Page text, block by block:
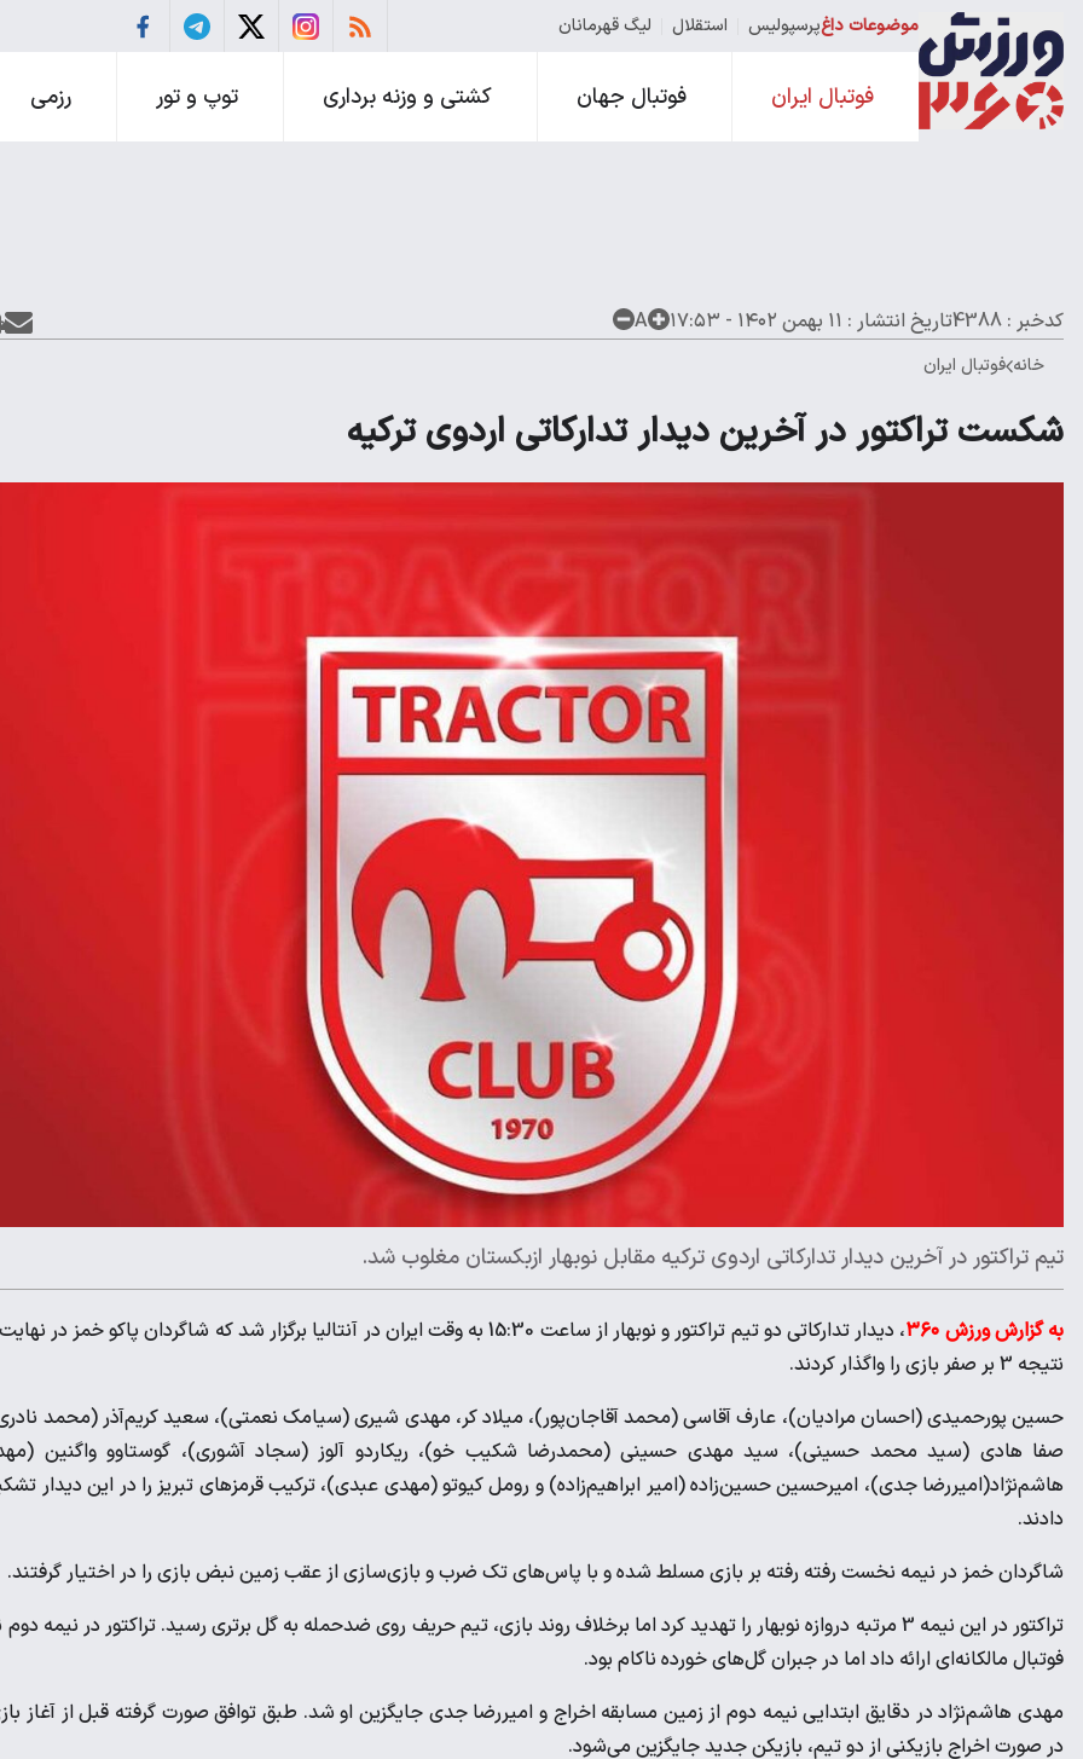
موضوعات داغپرسپولیس استقلال لیگ قهرمانان
فوتبال ایران فوتبال جهان کشتی و وزنه برداری توپ و تور رزمی
کدخبر : 4388 تاریخ انتشار : ۱۱ بهمن ۱۴۰۲ - ۱۷:۵۳ A
خانه فوتبال ایران
شکست تراکتور در آخرین دیدار تدارکاتی اردوی ترکیه
تیم تراکتور در آخرین دیدار تدارکاتی اردوی ترکیه مقابل نوبهار ازبکستان مغلوب شد.
به گزارش ورزش ۳۶۰
، دیدار تدارکاتی دو تیم تراکتور و نوبهار از ساعت 15:30 به وقت ایران در آنتالیا برگزار شد که شاگردان پاکو خمز در
نتیجه 3 بر صفر بازی را واگذار کردند.
حسین پورحمیدی (احسان مرادیان)، عارف آقاسی (محمد آقاجان‌پور)، میلاد کر، مهدی شیری (سیامک نعمتی)، سعید کریم‌آذر (محمد
صفا هادی (سید محمد حسینی)، سید مهدی حسینی (محمدرضا شکیب خو)، ریکاردو آلوز (سجاد آشوری)، گوستاوو واگنین
هاشم‌نژاد(امیررضا جدی)، امیرحسین حسین‌زاده (امیر ابراهیم‌زاده) و رومل کیوتو (مهدی عبدی)، ترکیب قرمزهای تبریز را در این دیدار
دادند.
شاگردان خمز در نیمه نخست رفته رفته بر بازی مسلط شده و با پاس‌های تک ضرب و بازی‌سازی از عقب زمین نبض بازی را در اختیار گرفتند.
تراکتور در این نیمه 3 مرتبه دروازه نوبهار را تهدید کرد اما برخلاف روند بازی، تیم حریف روی ضدحمله به گل برتری رسید. تراکتور در نیمه دوم
فوتبال مالکانه‌ای ارائه داد اما در جبران گل‌های خورده ناکام بود.
مهدی هاشم‌نژاد در دقایق ابتدایی نیمه دوم از زمین مسابقه اخراج و امیررضا جدی جایگزین او شد. طبق توافق صورت گرفته قبل از آغاز
در صورت اخراج بازیکنی از دو تیم، بازیکن جدید جایگزین می‌شود.